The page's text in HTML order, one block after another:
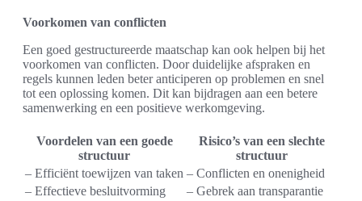
Voorkomen van conflicten
Een goed gestructureerde maatschap kan ook helpen bij het
voorkomen van conflicten. Door duidelijke afspraken en
regels kunnen leden beter anticiperen op problemen en snel
tot een oplossing komen. Dit kan bijdragen aan een betere
samenwerking en een positieve werkomgeving.
Voordelen van een goede
structuur
Risico’s van een slechte
structuur
– Efficiënt toewijzen van taken – Conflicten en onenigheid
– Effectieve besluitvorming
– Gebrek aan transparantie